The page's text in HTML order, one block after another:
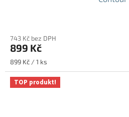
743 Kč bez DPH
899 Kč
Měrná
cena:
899 Kč / 1 ks
TOP produkt!